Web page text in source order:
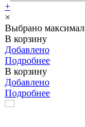
+
×
Выбрано
В корзину
Добавлено
Подробнее
В корзину
Добавлено
Подробнее